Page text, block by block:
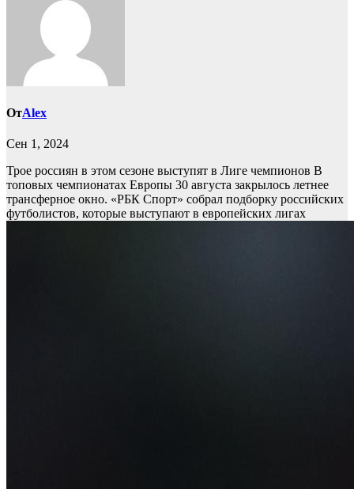
ОтAlex
Сен 1, 2024
Трое россиян в этом сезоне выступят в Лиге чемпионов В
топовых чемпионатах Европы 30 августа закрылось летнее
трансферное окно. «РБК Спорт» собрал подборку российских
футболистов, которые выступают в европейских лигах